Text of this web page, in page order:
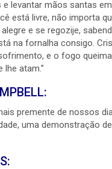
e levantar mãos santas
está livre, não importa
e se regozije,
na fornalha consigo.
e o fogo
lhe atam.”
premente de nossos
uma demonstração